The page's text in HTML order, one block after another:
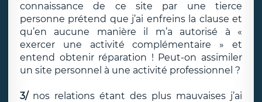
connaissance de ce site par une tierce
personne prétend que j’ai enfreins la clause et
qu’en aucune manière il m’a autorisé à «
exercer une activité complémentaire » et
entend obtenir réparation ! Peut-on assimiler
un site personnel à une activité professionnel ?
3/ nos relations étant des plus mauvaises j’ai